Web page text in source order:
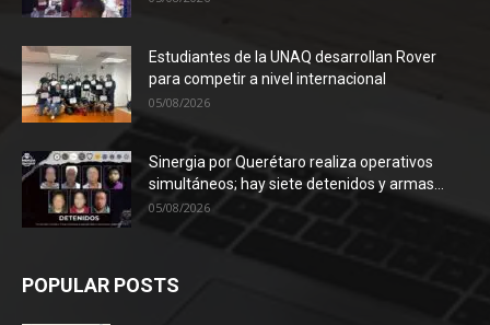
Estudiantes de la UNAQ desarrollan Rover
para competir a nivel internacional
05/08/2026
Sinergia por Querétaro realiza operativos
simultáneos; hay siete detenidos y armas...
05/08/2026
POPULAR POSTS